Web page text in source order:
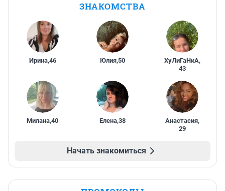
ЗНАКОМСТВА
Ирина,46 Юлия,50 ХуЛиГаНкА,
43
Милана,40 Елена,38 Анастасия,
29
Начать знакомиться